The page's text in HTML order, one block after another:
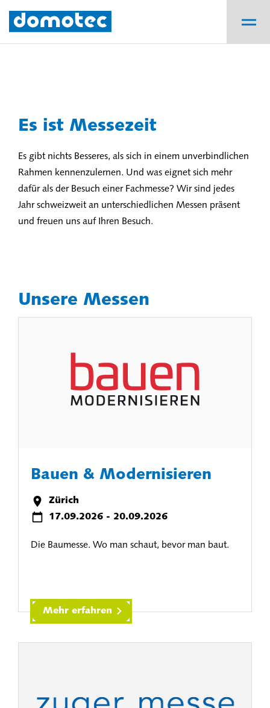
Es ist Messezeit
Es gibt nichts Besseres, als sich in einem unverbindlichen
Rahmen kennenzulernen. Und was eignet sich mehr
dafür als der Besuch einer Fachmesse? Wir sind jedes
Jahr schweizweit an unterschiedlichen Messen präsent
und freuen uns auf Ihren Besuch.
Unsere Messen
Bauen & Modernisieren
Zürich
17.09.2026 - 20.09.2026
Die Baumesse. Wo man schaut, bevor man baut.
Mehr erfahren